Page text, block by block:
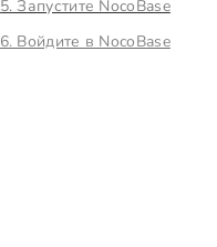
5. Запустите NocoBase
6. Войдите в NocoBase